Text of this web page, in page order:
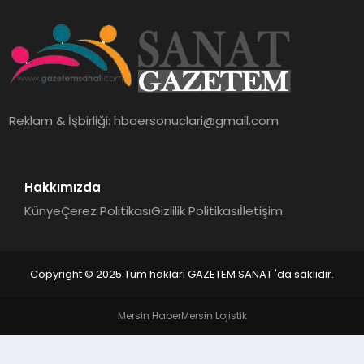
SAĞLIK
Reklam & İşbirliği:hbaersonuclari@gmail.com
Hakkımızda
KünyeÇerez PolitikasıGizlilik Politikasıİletişim
Copyright © 2025 Tüm hakları GAZETEM SANAT 'da saklıdır.
Mersin HaberMersin Lojistik